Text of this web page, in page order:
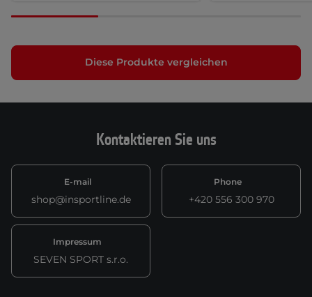
Diese Produkte vergleichen
Kontaktieren Sie uns
E-mail
shop@insportline.de
Phone
+420 556 300 970
Impressum
SEVEN SPORT s.r.o.